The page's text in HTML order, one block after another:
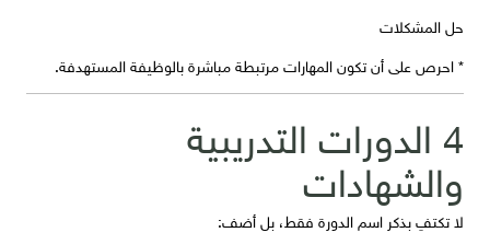
حل المشكلات
* احرص على أن تكون المهارات مرتبطة مباشرة بالوظيفة المستهدفة.
4 الدورات التدريبية
والشهادات
لا تكتفِ بذكر اسم الدورة فقط، بل أضف: